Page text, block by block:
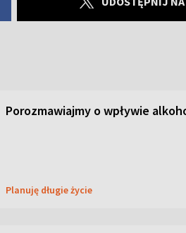
Porozmawiajmy o wpływie
Planuję długie życie